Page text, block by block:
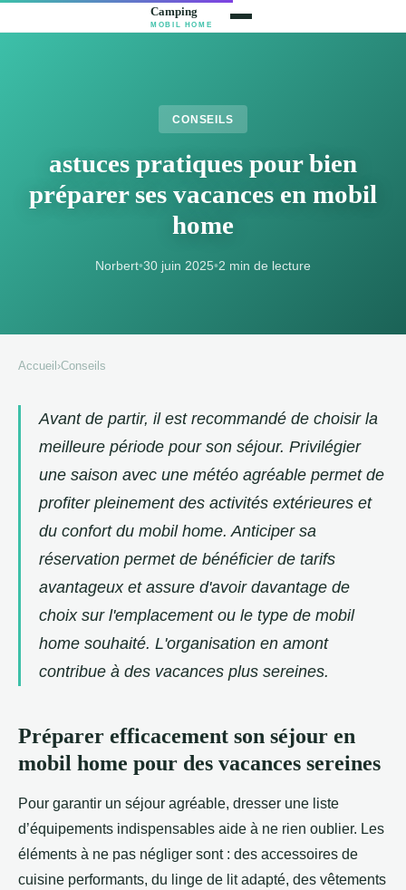
CONSEILS
astuces pratiques pour bien
préparer ses vacances en mobil
home
Norbert•30 juin 2025•2 min de lecture
Accueil ›Conseils
Avant de partir, il est recommandé de choisir la
meilleure période pour son séjour. Privilégier
une saison avec une météo agréable permet de
profiter pleinement des activités extérieures et
du confort du mobil home. Anticiper sa
réservation permet de bénéficier de tarifs
avantageux et assure d'avoir davantage de
choix sur l'emplacement ou le type de mobil
home souhaité. L'organisation en amont
contribue à des vacances plus sereines.
Préparer efficacement son séjour en
mobil home pour des vacances sereines
Pour garantir un séjour agréable, dresser une liste
d’équipements indispensables aide à ne rien oublier. Les
éléments à ne pas négliger sont : des accessoires de
cuisine performants, du linge de lit adapté, des vêtements